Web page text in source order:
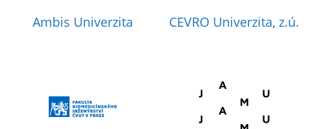
Ambis Univerzita CEVRO Univerzita, z.ú.